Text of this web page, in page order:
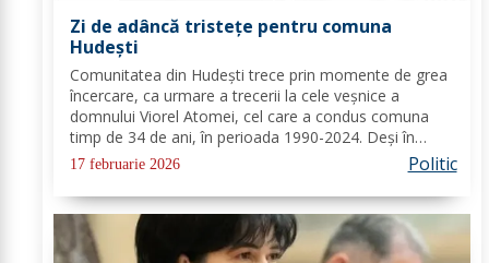
Zi de adâncă tristețe pentru comuna
Hudești
Comunitatea din Hudești trece prin momente de grea
încercare, ca urmare a trecerii la cele veșnice a
domnului Viorel Atomei, cel care a condus comuna
timp de 34 de ani, în perioada 1990-2024. Deși în
ultima perioadă s-a confruntat cu probleme de
sănătate, vestea dispariției sale a adus multă durere...
17 februarie 2026 Politic